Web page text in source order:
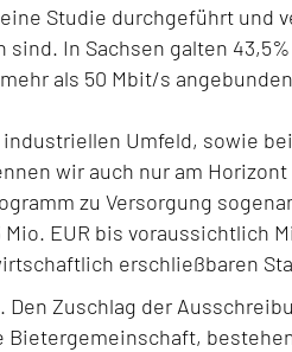
Studie durchgeführt und
In Sachsen galten
als 50 Mbit/s
Umfeld, sowie
wir auch nur am
zu Versorgung
EUR bis voraussichtlich
erschließbaren
Zuschlag der